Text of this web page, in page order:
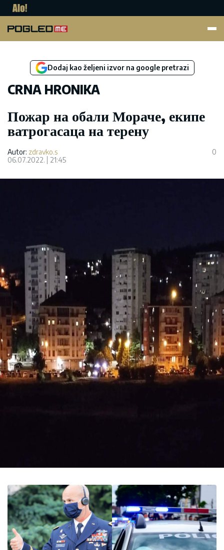
Dodaj kao željeni izvor na google pretrazi
CRNA HRONIKA
Пожар на обали Мораче, екипе
ватрогасаца на терену
Autor: zdravko.s
06.07.2022.
21:45
0